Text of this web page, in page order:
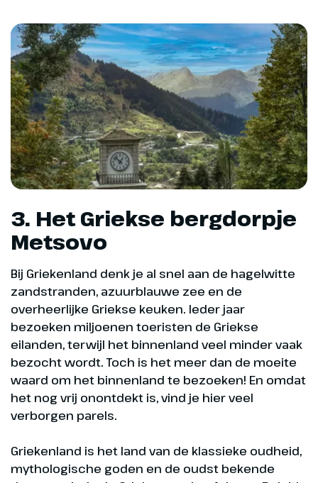
3. Het Griekse bergdorpje
Metsovo
Bij Griekenland denk je al snel aan de hagelwitte
zandstranden, azuurblauwe zee en de
overheerlijke Griekse keuken. Ieder jaar
bezoeken miljoenen toeristen de Griekse
eilanden, terwijl het binnenland veel minder vaak
bezocht wordt. Toch is het meer dan de moeite
waard om het binnenland te bezoeken! En omdat
het nog vrij onontdekt is, vind je hier veel
verborgen parels.
Griekenland is het land van de klassieke oudheid,
mythologische goden en de oudst bekende